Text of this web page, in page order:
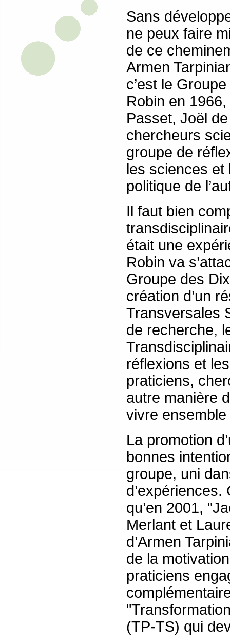
Sans
ne peux faire
de ce
Armen
c’est le
Robin en
Passet, Joël
chercheurs
groupe de
les sciences et
politique de
Il faut bien
était une
Robin va
Groupe des
création d’un
Transversales
de recherche,
réflexions et
praticiens,
autre manière
vivre
La promotion
bonnes
groupe, uni
d’expériences.
qu’en 2001,
Merlant et
d’Armen
de la
praticiens
(TP-TS) qui